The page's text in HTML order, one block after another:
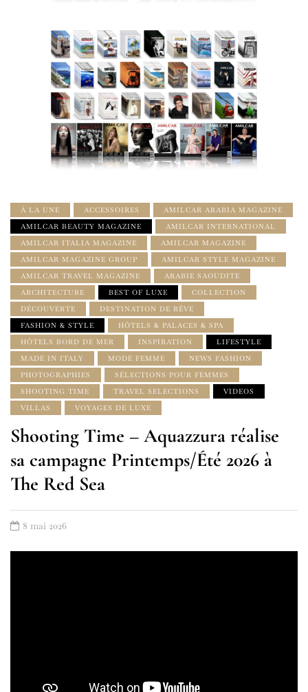
À LA UNE ACCESSOIRES
AMILCAR ARABIA MAGAZINE
AMILCAR BEAUTY MAGAZINE
AMILCAR INTERNATIONAL
AMILCAR ITALIA MAGAZINE
AMILCAR MAGAZINE
AMILCAR MAGAZINE GROUP
AMILCAR STYLE MAGAZINE
AMILCAR TRAVEL MAGAZINE
ARABIE SAOUDITE
ARCHITECTURE
BEST OF LUXE
COLLECTION
DÉCOUVERTE
DESTINATION DE RÊVE
FASHION & STYLE
HÔTELS & PALACES & SPA
HÔTELS BORD DE MER
INSPIRATION
LIFESTYLE
MADE IN ITALY
MODE FEMME
NEWS FASHION
PHOTOGRAPHIES
SÉLECTIONS POUR FEMMES
SHOOTING TIME
TRAVEL SELECTIONS
VIDEOS
VILLAS
VOYAGES DE LUXE
Shooting Time – Aquazzura réalise
sa campagne Printemps/Été 2026 à
The Red Sea
8 mai 2026